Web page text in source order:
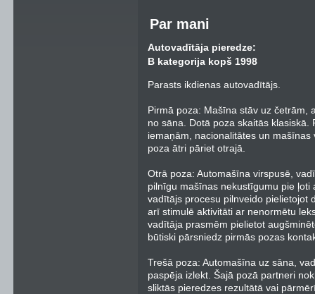
Par mani
Autovadītāja pieredze:
B kategorija kopš 1998
Parasts ikdienas autovadītājs.
Pirmā poza: Mašīna stāv uz četrām,
no sāna. Dotā poza skaitās
iemaņām, nacionalitātes un
poza ātri pāriet otrajā.
Otrā poza: Automašīna virspusē,
pilnīgu mašīnas nekustīgumu pie
vadītājs procesu pilnveido pielietojot
arī stimulē aktivitāti ar nenormētu
vadītāja prasmēm pielietot
būtiski pārsniedz pirmās pozas
Trešā poza: Automašīna uz sāna,
paspēja izlekt. Šajā pozā partneri
sliktās pieredzes rezultātā vai